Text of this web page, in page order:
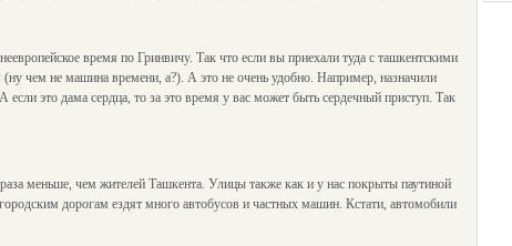
время по Гринвичу. Так что если вы приехали туда с ташкентскими
(ну чем не машина времени, а?). А это не очень удобно. Например, назначили
это дама сердца, то за это время у вас может быть сердечный приступ. Так
меньше, чем жителей Ташкента. Улицы также как и у нас покрыты паутиной
дорогам ездят много автобусов и частных машин. Кстати, автомобили